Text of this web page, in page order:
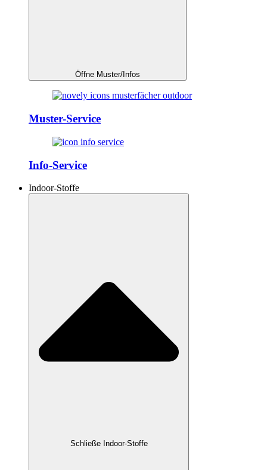
Öffne Muster/Infos
Muster-Service
Info-Service
Indoor-Stoffe
Schließe Indoor-Stoffe